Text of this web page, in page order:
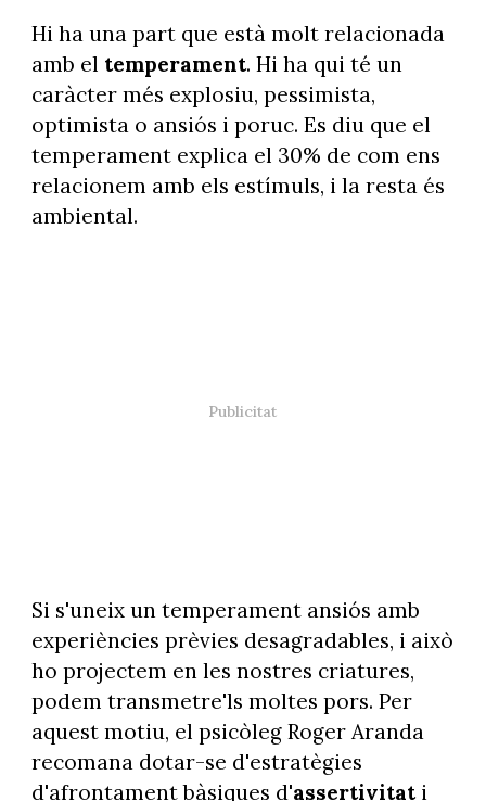
Hi ha una part que està molt relacionada
amb el temperament. Hi ha qui té un
caràcter més explosiu, pessimista,
optimista o ansiós i poruc. Es diu que el
temperament explica el 30% de com ens
relacionem amb els estímuls, i la resta és
ambiental.
Si s'uneix un temperament ansiós amb
experiències prèvies desagradables, i això
ho projectem en les nostres criatures,
podem transmetre'ls moltes pors. Per
aquest motiu, el psicòleg Roger Aranda
recomana dotar-se d'estratègies
d'afrontament bàsiques d'assertivitati